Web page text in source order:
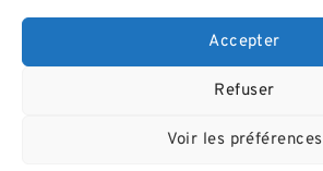
Accepter
Refuser
Voir les préférences
Protection des données